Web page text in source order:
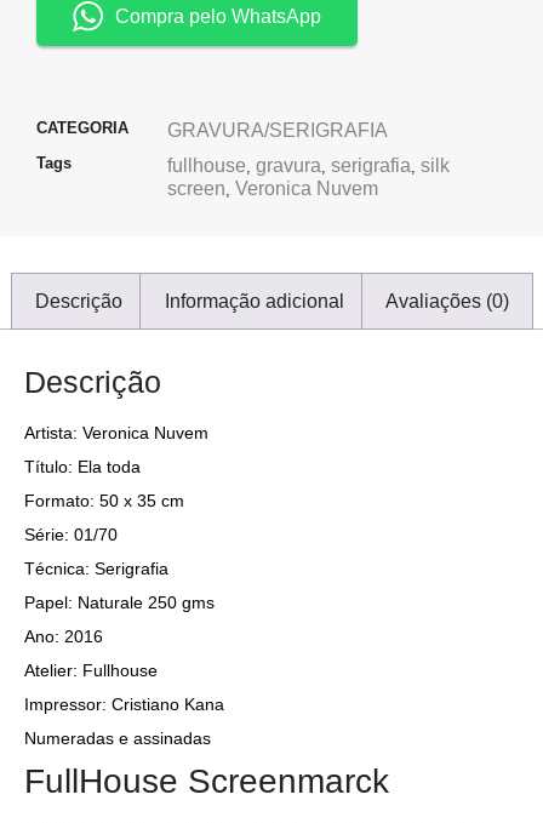
Compra pelo WhatsApp
CATEGORIA GRAVURA/SERIGRAFIA
Tags fullhouse, gravura, serigrafia, silk
screen, Veronica Nuvem
Descrição Informação adicional Avaliações (0)
Descrição
Artista: Veronica Nuvem
Título: Ela toda
Formato: 50 x 35 cm
Série: 01/70
Técnica: Serigrafia
Papel: Naturale 250 gms
Ano: 2016
Atelier: Fullhouse
Impressor: Cristiano Kana
Numeradas e assinadas
FullHouse Screenmarck